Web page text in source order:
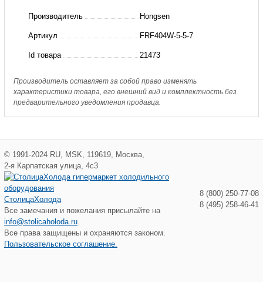
Hongsen
Производитель Hongsen
Артикул FRF404W-5-5-7
Id товара 21473
Производитель оставляет за собой право изменять
характеристики товара, его внешний вид и комплектность без
предварительного уведомления продавца.
© 1991-2024 RU MSK 119619 Москва
2-я Карпатская улица, 4с3
СтолицаХолода
Все замечания и пожелания присылайте на
info@stolicaholoda.ru
Все права защищены и охраняются законом.
Пользовательское соглашение.
8 (800) 250-77-08
8 (495) 258-46-41